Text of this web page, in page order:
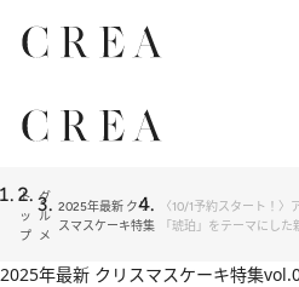
ト
ッ
プ
グ
ル
メ
2025年最新 クリ
スマスケーキ特集
〈10/1予約スタート！
「琥珀」をテーマにし
2025年最新 クリスマスケーキ特集